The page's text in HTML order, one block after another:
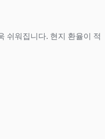
쉬워집니다. 현지 환율이 적